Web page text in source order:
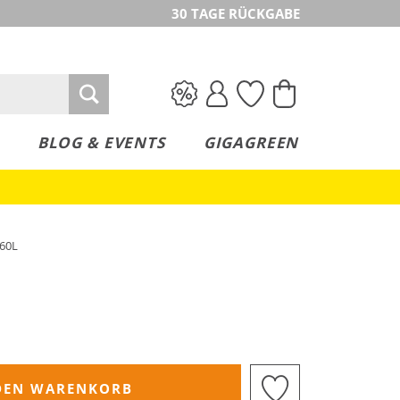
30 TAGE RÜCKGABE
BLOG & EVENTS GIGAGREEN
WARENKORB